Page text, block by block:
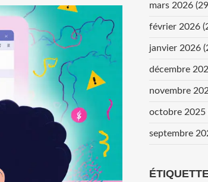
mars 2026
février 2026
janvier 2026
décembre
novembre
octobre 2025
septembre